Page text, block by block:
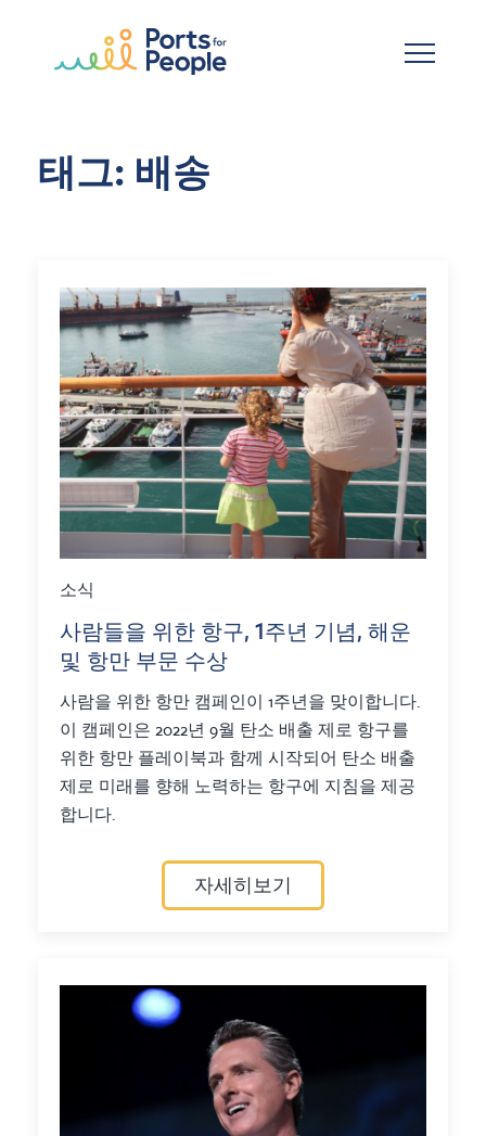
태그: 배송
소식
사람들을 위한 항구, 1주년 기념, 해운
및 항만 부문 수상
사람을 위한 항만 캠페인이 1주년을 맞이합니다.
이 캠페인은 2022년 9월 탄소 배출 제로 항구를
위한 항만 플레이북과 함께 시작되어 탄소 배출
제로 미래를 향해 노력하는 항구에 지침을 제공
합니다.
자세히보기